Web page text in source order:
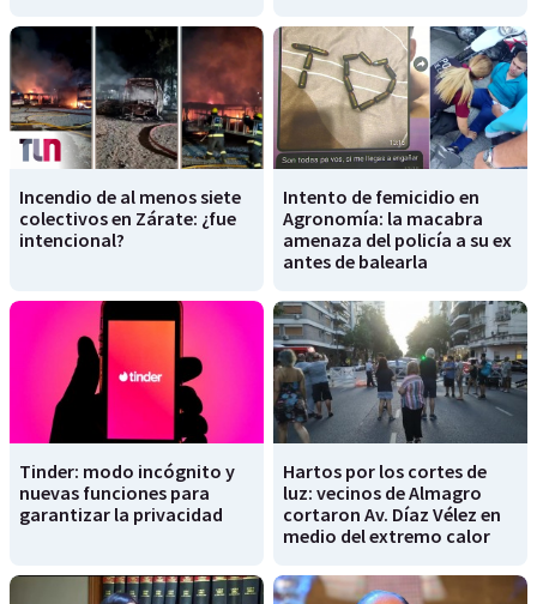
Incendio de al menos siete
colectivos en Zárate: ¿fue
intencional?
Intento de femicidio en
Agronomía: la macabra
amenaza del policía a su ex
antes de balearla
Tinder: modo incógnito y
nuevas funciones para
garantizar la privacidad
Hartos por los cortes de
luz: vecinos de Almagro
cortaron Av. Díaz Vélez en
medio del extremo calor